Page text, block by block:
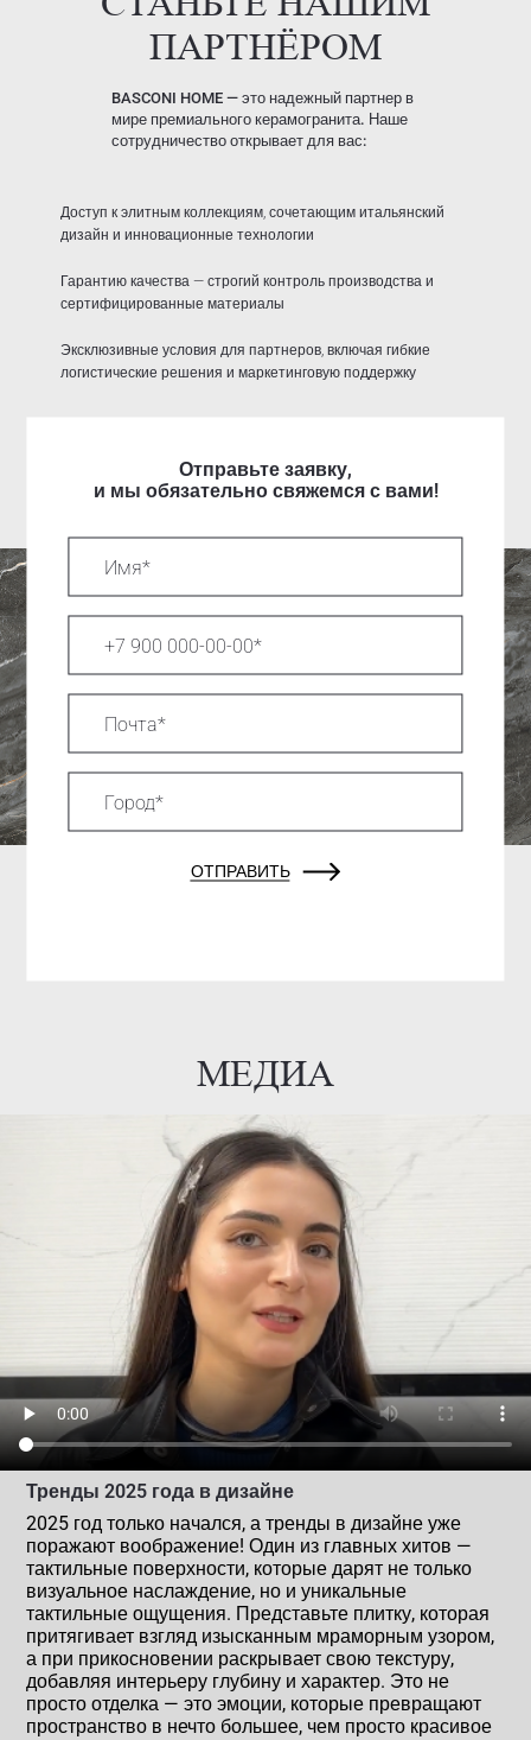
ПАРТНЁРОМ
BASCONI HOME — это надежный партнер в
мире премиального керамогранита. Наше
сотрудничество открывает для вас:
Доступ к элитным коллекциям, сочетающим итальянский
дизайн и инновационные технологии
Гарантию качества — строгий контроль производства и
сертифицированные материалы
Эксклюзивные условия для партнеров, включая гибкие
логистические решения и маркетинговую поддержку
Отправьте заявку,
и мы обязательно свяжемся с вами!
ОТПРАВИТЬ
МЕДИА
Тренды 2025 года в дизайне
2025 год только начался, а тренды в дизайне уже
поражают воображение! Один из главных хитов —
тактильные поверхности, которые дарят не только
визуальное наслаждение, но и уникальные
тактильные ощущения. Представьте плитку, которая
притягивает взгляд изысканным мраморным узором,
а при прикосновении раскрывает свою текстуру,
добавляя интерьеру глубину и характер. Это не
просто отделка — это эмоции, которые превращают
пространство в нечто большее, чем просто красивое